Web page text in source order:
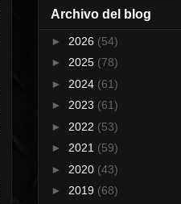
Archivo del blog
► 2026 (54)
► 2025 (78)
► 2024 (61)
► 2023 (61)
► 2022 (53)
► 2021 (59)
► 2020 (43)
► 2019 (68)